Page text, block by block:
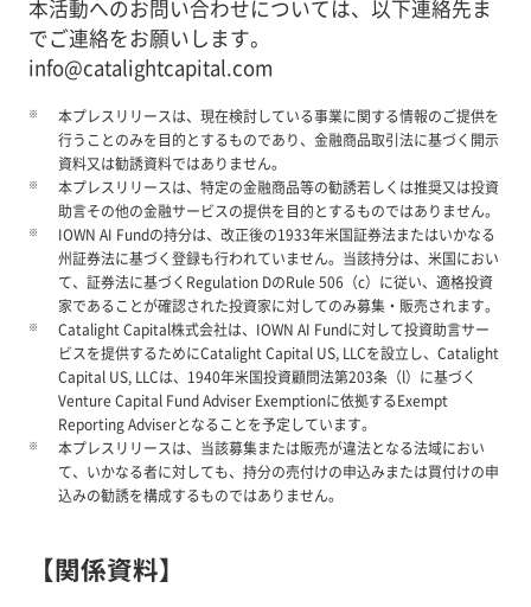
本活動へのお問い合わせについては、以下連絡先ま
でご連絡をお願いします。
info@catalightcapital.com
※
本プレスリリースは、現在検討している事業に関する情報のご提供を
行うことのみを目的とするものであり、金融商品取引法に基づく開示
資料又は勧誘資料ではありません。
※
本プレスリリースは、特定の金融商品等の勧誘若しくは推奨又は投資
助言その他の金融サービスの提供を目的とするものではありません。
※
IOWN AI Fundの持分は、改正後の1933年米国証券法またはいかなる
州証券法に基づく登録も行われていません。当該持分は、米国におい
て、証券法に基づくRegulation DのRule 506（c）に従い、適格投資
家であることが確認された投資家に対してのみ募集・販売されます。
※
Catalight Capital株式会社は、IOWN AI Fundに対して投資助言サー
ビスを提供するためにCatalight Capital US, LLCを設立し、Catalight
Capital US, LLCは、1940年米国投資顧問法第203条（l）に基づく
Venture Capital Fund Adviser Exemptionに依拠するExempt
Reporting Adviserとなることを予定しています。
※
本プレスリリースは、当該募集または販売が違法となる法域におい
て、いかなる者に対しても、持分の売付けの申込みまたは買付けの申
込みの勧誘を構成するものではありません。
【関係資料】